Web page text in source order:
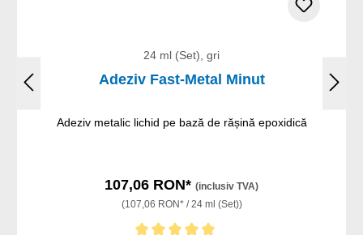
24 ml (Set), gri
Adeziv Fast-Metal Minut
Adeziv metalic lichid pe bază de rășină epoxidică
107,06 RON* (inclusiv TVA)
(107,06 RON* / 24 ml (Set))